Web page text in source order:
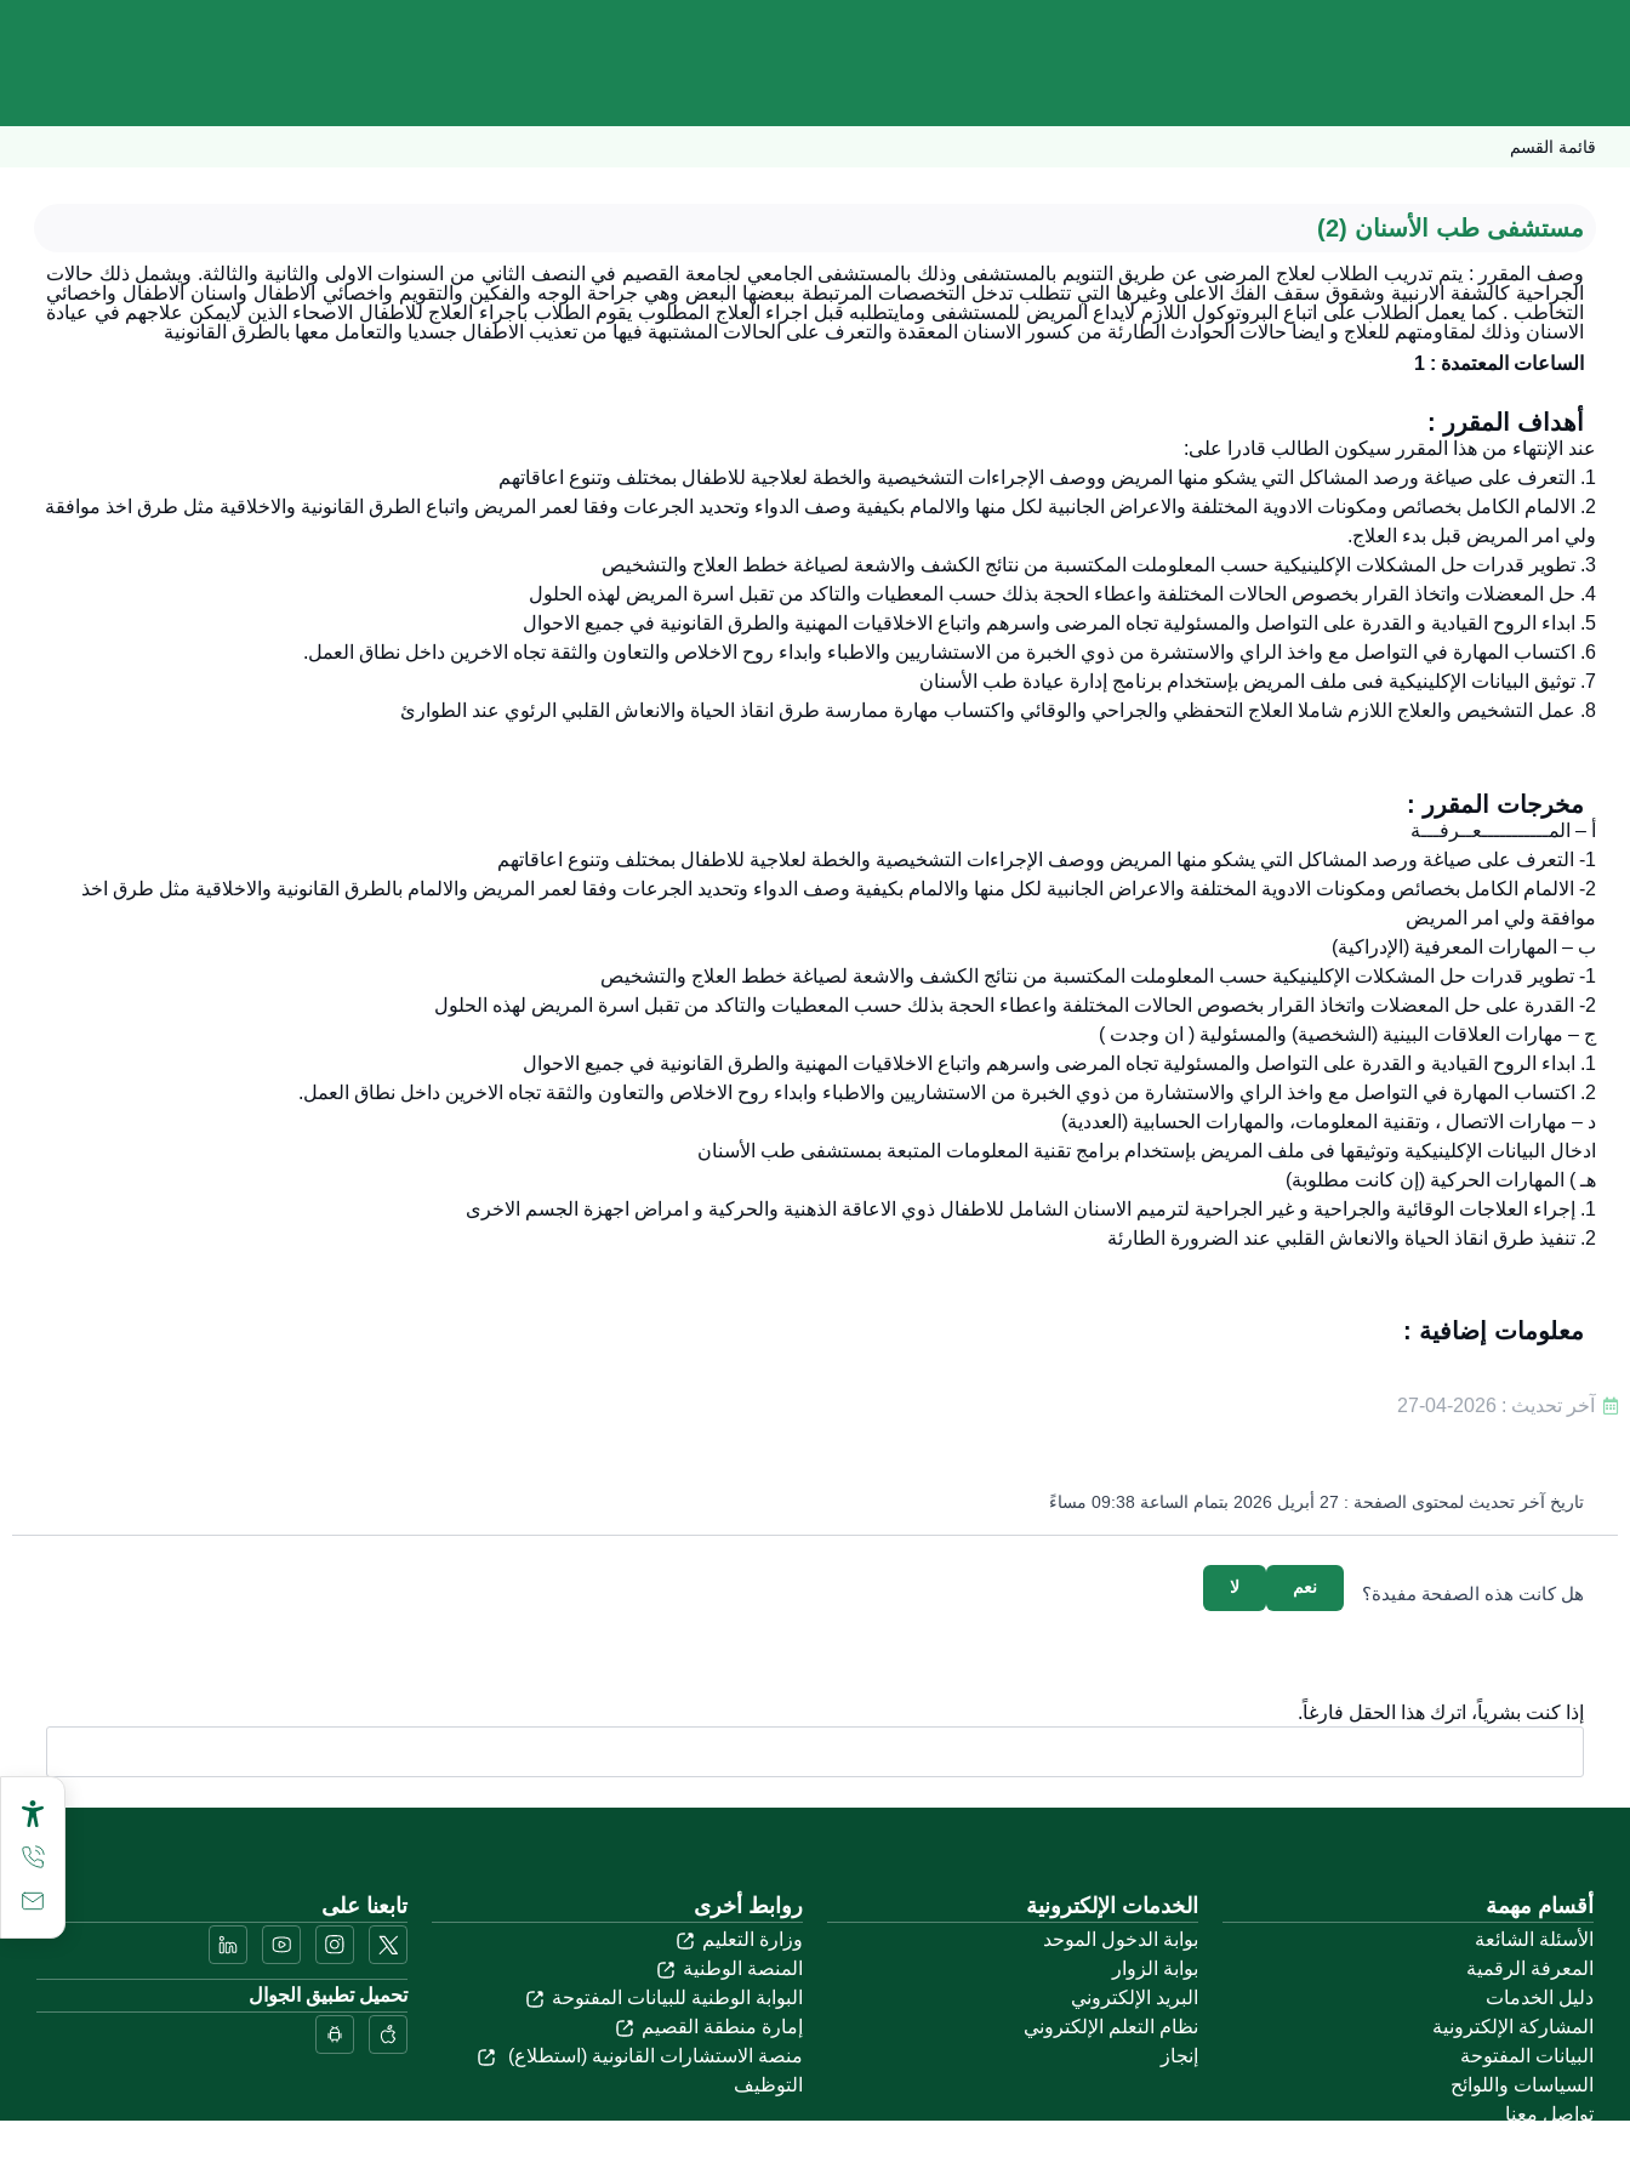
قائمة القسم
مستشفى طب الأسنان (2)
وصف المقرر : يتم تدريب الطلاب لعلاج المرضى عن طريق التنويم بالمستشفى وذلك بالمستشفى الجامعي لجامعة القصيم في النصف الثاني من السنوات الاولى والثانية والثالثة. ويشمل ذلك حالات
الجراحية كالشفة الارنبية وشقوق سقف الفك الاعلى وغيرها التي تتطلب تدخل التخصصات المرتبطة ببعضها البعض وهي جراحة الوجه والفكين والتقويم واخصائي الاطفال واسنان الاطفال واخصائي
التخاطب . كما يعمل الطلاب على اتباع البروتوكول اللازم لايداع المريض للمستشفى ومايتطلبه قبل اجراء العلاج المطلوب يقوم الطلاب باجراء العلاج للاطفال الاصحاء الذين لايمكن علاجهم في عيادة
الاسنان وذلك لمقاومتهم للعلاج و ايضا حالات الحوادث الطارئة من كسور الاسنان المعقدة والتعرف على الحالات المشتبهة فيها من تعذيب الاطفال جسديا والتعامل معها بالطرق القانونية
الساعات المعتمدة : 1
أهداف المقرر :
عند الإنتهاء من هذا المقرر سيكون الطالب قادرا على:
1. التعرف على صياغة ورصد المشاكل التي يشكو منها المريض ووصف الإجراءات التشخيصية والخطة لعلاجية للاطفال بمختلف وتنوع اعاقاتهم
2. الالمام الكامل بخصائص ومكونات الادوية المختلفة والاعراض الجانبية لكل منها والالمام بكيفية وصف الدواء وتحديد الجرعات وفقا لعمر المريض واتباع الطرق القانونية والاخلاقية مثل طرق اخذ موافقة
ولي امر المريض قبل بدء العلاج.
3. تطوير قدرات حل المشكلات الإكلينيكية حسب المعلوملت المكتسبة من نتائج الكشف والاشعة لصياغة خطط العلاج والتشخيص
4. حل المعضلات واتخاذ القرار بخصوص الحالات المختلفة واعطاء الحجة بذلك حسب المعطيات والتاكد من تقبل اسرة المريض لهذه الحلول
5. ابداء الروح القيادية و القدرة على التواصل والمسئولية تجاه المرضى واسرهم واتباع الاخلاقيات المهنية والطرق القانونية في جميع الاحوال
6. اكتساب المهارة في التواصل مع واخذ الراي والاستشرة من ذوي الخبرة من الاستشاريين والاطباء وابداء روح الاخلاص والتعاون والثقة تجاه الاخرين داخل نطاق العمل.
7. توثيق البيانات الإكلينيكية فىى ملف المريض بإستخدام برنامج إدارة عيادة طب الأسنان
8. عمل التشخيص والعلاج اللازم شاملا العلاج التحفظي والجراحي والوقائي واكتساب مهارة ممارسة طرق انقاذ الحياة والانعاش القلبي الرئوي عند الطوارئ
مخرجات المقرر :
أ – المـــــــــــعــرفـــة
1- التعرف على صياغة ورصد المشاكل التي يشكو منها المريض ووصف الإجراءات التشخيصية والخطة لعلاجية للاطفال بمختلف وتنوع اعاقاتهم
2- الالمام الكامل بخصائص ومكونات الادوية المختلفة والاعراض الجانبية لكل منها والالمام بكيفية وصف الدواء وتحديد الجرعات وفقا لعمر المريض والالمام بالطرق القانونية والاخلاقية مثل طرق اخذ
موافقة ولي امر المريض
ب – المهارات المعرفية (الإدراكية)
1- تطوير قدرات حل المشكلات الإكلينيكية حسب المعلوملت المكتسبة من نتائج الكشف والاشعة لصياغة خطط العلاج والتشخيص
2- القدرة على حل المعضلات واتخاذ القرار بخصوص الحالات المختلفة واعطاء الحجة بذلك حسب المعطيات والتاكد من تقبل اسرة المريض لهذه الحلول
ج – مهارات العلاقات البينية (الشخصية) والمسئولية ( ان وجدت )
1. ابداء الروح القيادية و القدرة على التواصل والمسئولية تجاه المرضى واسرهم واتباع الاخلاقيات المهنية والطرق القانونية في جميع الاحوال
2. اكتساب المهارة في التواصل مع واخذ الراي والاستشارة من ذوي الخبرة من الاستشاريين والاطباء وابداء روح الاخلاص والتعاون والثقة تجاه الاخرين داخل نطاق العمل.
د – مهارات الاتصال ، وتقنية المعلومات، والمهارات الحسابية (العددية)
ادخال البيانات الإكلينيكية وتوثيقها فى ملف المريض بإستخدام برامج تقنية المعلومات المتبعة بمستشفى طب الأسنان
هـ ) المهارات الحركية (إن كانت مطلوبة)
1. إجراء العلاجات الوقائية والجراحية و غير الجراحية لترميم الاسنان الشامل للاطفال ذوي الاعاقة الذهنية والحركية و امراض اجهزة الجسم الاخرى
2. تنفيذ طرق انقاذ الحياة والانعاش القلبي عند الضرورة الطارئة
معلومات إضافية :
آخر تحديث : 2026-04-27
تاريخ آخر تحديث لمحتوى الصفحة : 27 أبريل 2026 بتمام الساعة 09:38 مساءً
هل كانت هذه الصفحة مفيدة؟ لا نعم
إذا كنت بشرياً، اترك هذا الحقل فارغاً.
أقسام مهمة
الأسئلة الشائعة
المعرفة الرقمية
دليل الخدمات
المشاركة الإلكترونية
البيانات المفتوحة
السياسات واللوائح
تواصل معنا
الخدمات الإلكترونية
بوابة الدخول الموحد
بوابة الزوار
البريد الإلكتروني
نظام التعلم الإلكتروني
إنجاز
روابط أخرى
وزارة التعليم
المنصة الوطنية
البوابة الوطنية للبيانات المفتوحة
إمارة منطقة القصيم
منصة الاستشارات القانونية (استطلاع)
التوظيف
تابعنا على
تحميل تطبيق الجوال